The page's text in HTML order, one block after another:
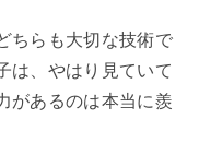
ちらも大切な技術で
は、やはり見ていて
があるのは本当に羨